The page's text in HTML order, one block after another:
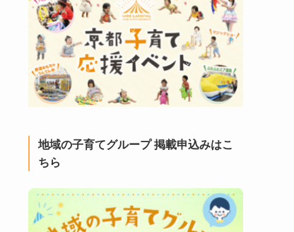
地域の子育てグループ 掲載申込みはこ
ちら